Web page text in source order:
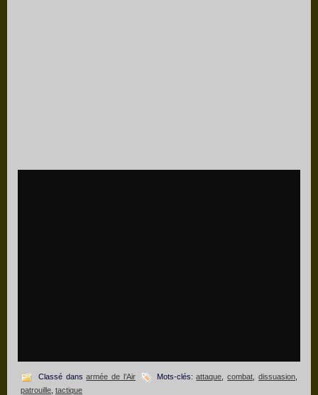
Classé dansarmée de l’Air Mots-clés:attaque ,combat ,dissuasion
patrouille tactique